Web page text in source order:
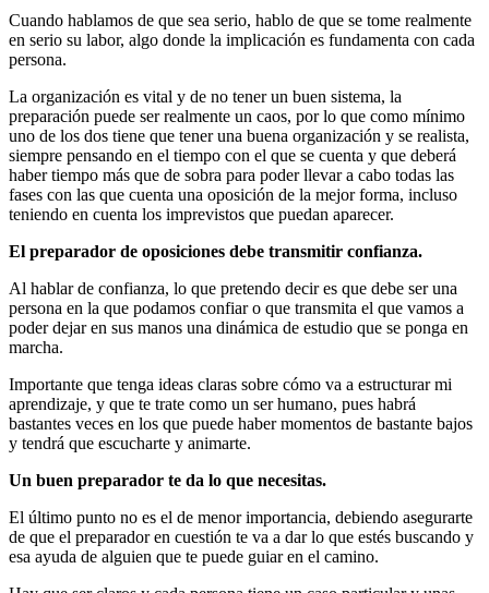
Cuando hablamos de que sea serio, hablo de que se tome realmente
en serio su labor, algo donde la implicación es fundamenta con cada
persona.
La organización es vital y de no tener un buen sistema, la
preparación puede ser realmente un caos, por lo que como mínimo
uno de los dos tiene que tener una buena organización y se realista,
siempre pensando en el tiempo con el que se cuenta y que deberá
haber tiempo más que de sobra para poder llevar a cabo todas las
fases con las que cuenta una oposición de la mejor forma, incluso
teniendo en cuenta los imprevistos que puedan aparecer.
El preparador de oposiciones debe transmitir confianza.
Al hablar de confianza, lo que pretendo decir es que debe ser una
persona en la que podamos confiar o que transmita el que vamos a
poder dejar en sus manos una dinámica de estudio que se ponga en
marcha.
Importante que tenga ideas claras sobre cómo va a estructurar mi
aprendizaje, y que te trate como un ser humano, pues habrá
bastantes veces en los que puede haber momentos de bastante bajos
y tendrá que escucharte y animarte.
Un buen preparador te da lo que necesitas.
El último punto no es el de menor importancia, debiendo asegurarte
de que el preparador en cuestión te va a dar lo que estés buscando y
esa ayuda de alguien que te puede guiar en el camino.